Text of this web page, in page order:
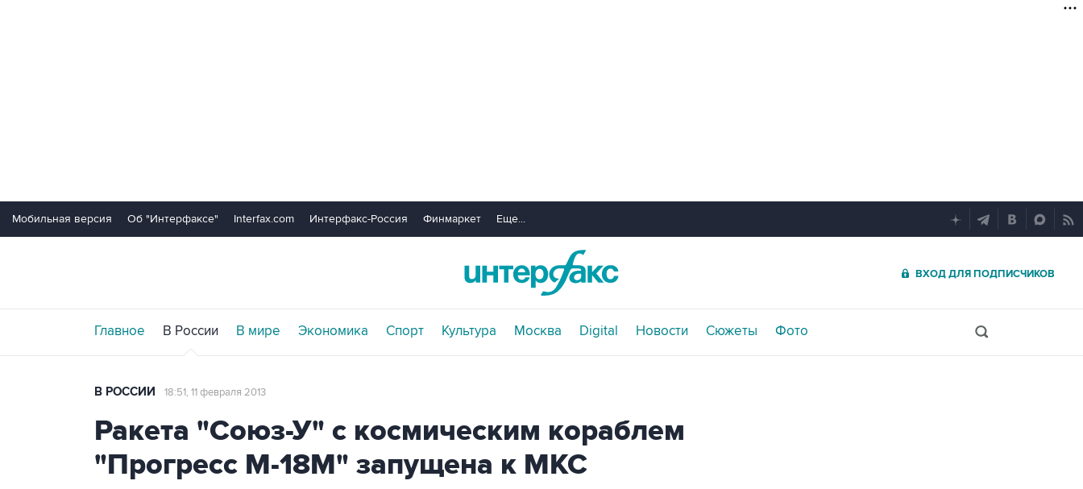
Мобильная версия Об "Интерфаксе" Interfax.com Интерфакс-Россия Финмаркет Еще...
ВХОД ДЛЯ ПОДПИСЧИКОВ
Главное В России В мире Экономика Спорт Культура Москва Digital Новости Сюжеты Фото
В РОССИИ 18:51, 11 февраля 2013
Ракета "Союз-У" с космическим кораблем
"Прогресс М-18М" запущена к МКС